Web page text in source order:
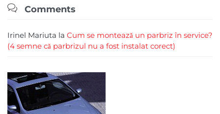
 Comments
Irinel Mariuta la Cum se montează un parbriz în service?
(4 semne că parbrizul nu a fost instalat corect)